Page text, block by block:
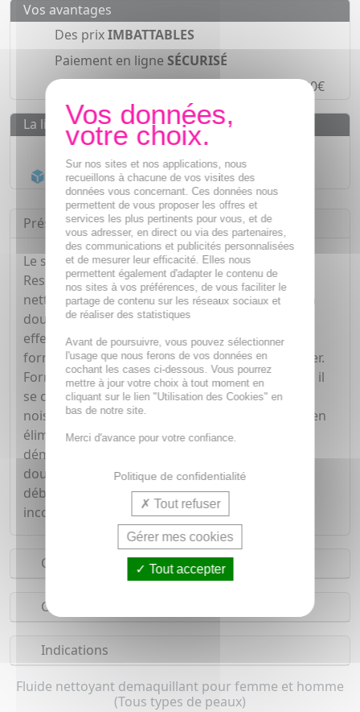
Vos avantages
Des prixIMBATTABLES
Paiement en ligne SÉCURISÉ
Paiement en
à partir de 30€
La livraison
Livraison gratuite dès55€
Acheminement Chronopost en 24h*
Présentation
Le soin nettoyant vidage en stick de la marque
Respire est idéal pour celles et ceux souhaitant
nettoyer leur visage de manière quotidienne, en
douceur, et sans agresser la peau. Il associe en
effet nettoyage et hydratation, le tout dans un
format compact, pratique à emporter et à utiliser.
Formulé à 96% d'ingrédients d'origine naturelle, il
se compose de beurre de karité et d'huile de
noisette, pour hydrater et nourrir la peau, tout en
éliminant les impuretés. Il permet ainsi de
démaquiller, nettoyer et hydrater la peau en
douceur, vous permettant ainsi de vous
débarrasser de vos tiraillements et autres
inconforts.
Conseils d'utilisation
Composition
Indications
Fluide nettoyant demaquillant pour femme et homme
(Tous types de peaux)
Sur nos sites et nos applications, nous
recueillons à chacune de vos visites des
données vous concernant. Ces données nous
permettent de vous proposer les offres et
services les plus pertinents pour vous, et de
vous adresser, en direct ou via des partenaires,
des communications et publicités personnalisées
et de mesurer leur efficacité. Elles nous
permettent également d'adapter le contenu de
nos sites à vos préférences, de vous faciliter le
partage de contenu sur les réseaux sociaux et
de réaliser des statistiques
Avant de poursuivre, vous pouvez sélectionner
l'usage que nous ferons de vos données en
cochant les cases ci-dessous. Vous pourrez
mettre à jour votre choix à tout moment en
cliquant sur le lien "Utilisation des Cookies" en
bas de notre site.
Merci d'avance pour votre confiance.
Politique de confidentialité
Tout refuser
Gérer mes cookies
Tout accepter